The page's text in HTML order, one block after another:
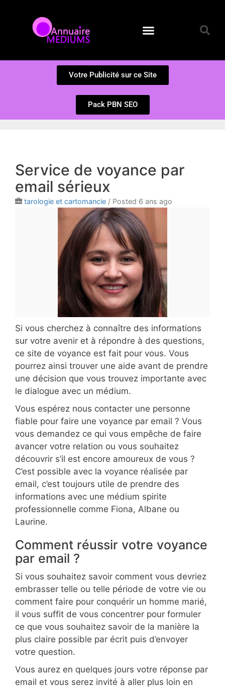
Votre Publicité sur ce Site
Pack PBN SEO
Service de voyance par
email sérieux
tarologie et cartomancie / Posted 6 ans ago
Si vous cherchez à connaître des informations
sur votre avenir et à répondre à des questions,
ce site de voyance est fait pour vous. Vous
pourrez ainsi trouver une aide avant de prendre
une décision que vous trouvez importante avec
le dialogue avec un médium.
Vous espérez nous contacter une personne
fiable pour faire une voyance par email ? Vous
vous demandez ce qui vous empêche de faire
avancer votre relation ou vous souhaitez
découvrir s’il est encore amoureux de vous ?
C’est possible avec la voyance réalisée par
email, c’est toujours utile de prendre des
informations avec une médium spirite
professionnelle comme Fiona, Albane ou
Laurine.
Comment réussir votre voyance
par email ?
Si vous souhaitez savoir comment vous devriez
embrasser telle ou telle période de votre vie ou
comment faire pour conquérir un homme marié,
il vous suffit de vous concentrer pour formuler
ce que vous souhaitez savoir de la manière la
plus claire possible par écrit puis d’envoyer
votre question.
Vous aurez en quelques jours votre réponse par
email et vous serez invité à aller plus loin en